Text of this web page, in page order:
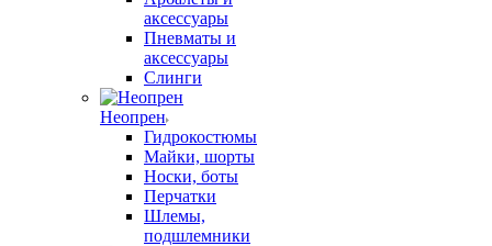
аксессуары
Пневматы и
аксессуары
Слинги
Неопрен
Гидрокостюмы
Майки, шорты
Носки, боты
Перчатки
Шлемы,
подшлемники